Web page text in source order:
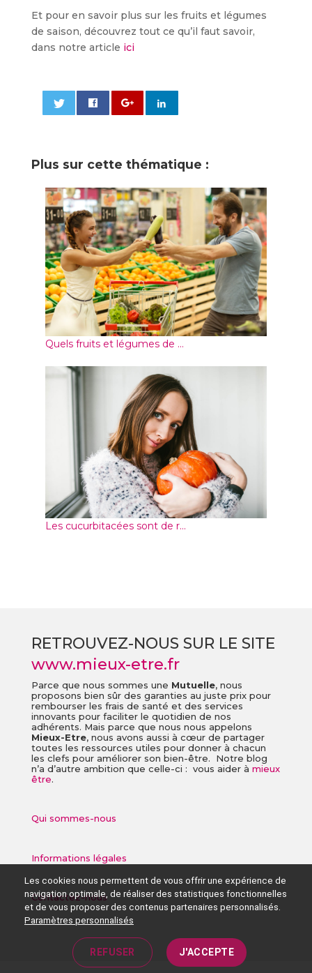
Et pour en savoir plus sur les fruits et légumes
de saison, découvrez tout ce qu’il faut savoir,
dans notre article ici
Plus sur cette thématique :
Quels fruits et légumes de ...
Les cucurbitacées sont de r...
RETROUVEZ-NOUS SUR LE SITE
www.mieux-etre.fr
Parce que nous sommes une Mutuelle, nous
proposons bien sûr des garanties au juste prix pour
rembourser les frais de santé et des services
innovants pour faciliter le quotidien de nos
adhérents. Mais parce que nous nous appelons
Mieux-Etre, nous avons aussi à cœur de partager
toutes les ressources utiles pour donner à chacun
les clefs pour améliorer son bien-être. Notre blog
n’a d’autre ambition que celle-ci : vous aider à mieux
être.
Qui sommes-nous
Informations légales
Contactez-nous
Les cookies nous permettent de vous offrir une expérience de
navigation optimale, de réaliser des statistiques fonctionnelles
et de vous proposer des contenus partenaires personnalisés.
Paramètres personnalisés
J'ACCEPTE
REFUSER